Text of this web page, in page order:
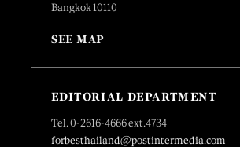
Bangkok 10110
SEE MAP
EDITORIAL DEPARTMENT
Tel. 0-2616-4666 ext.4734
forbesthailand@postintermedia.com